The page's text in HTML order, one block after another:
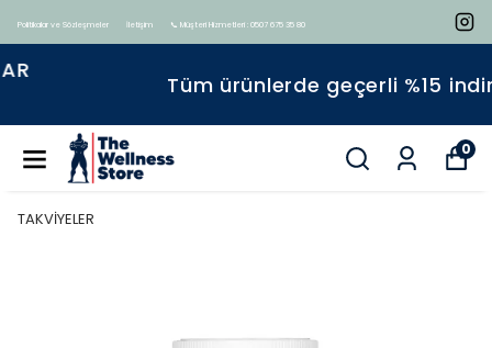
Politikalar ve Sözleşmeler İletişim 📞 Müşteri Hizmetleri : 0507 675 35 80
Tüm ürünlerde geçerli %15 indirim
0
TAKVİYELER